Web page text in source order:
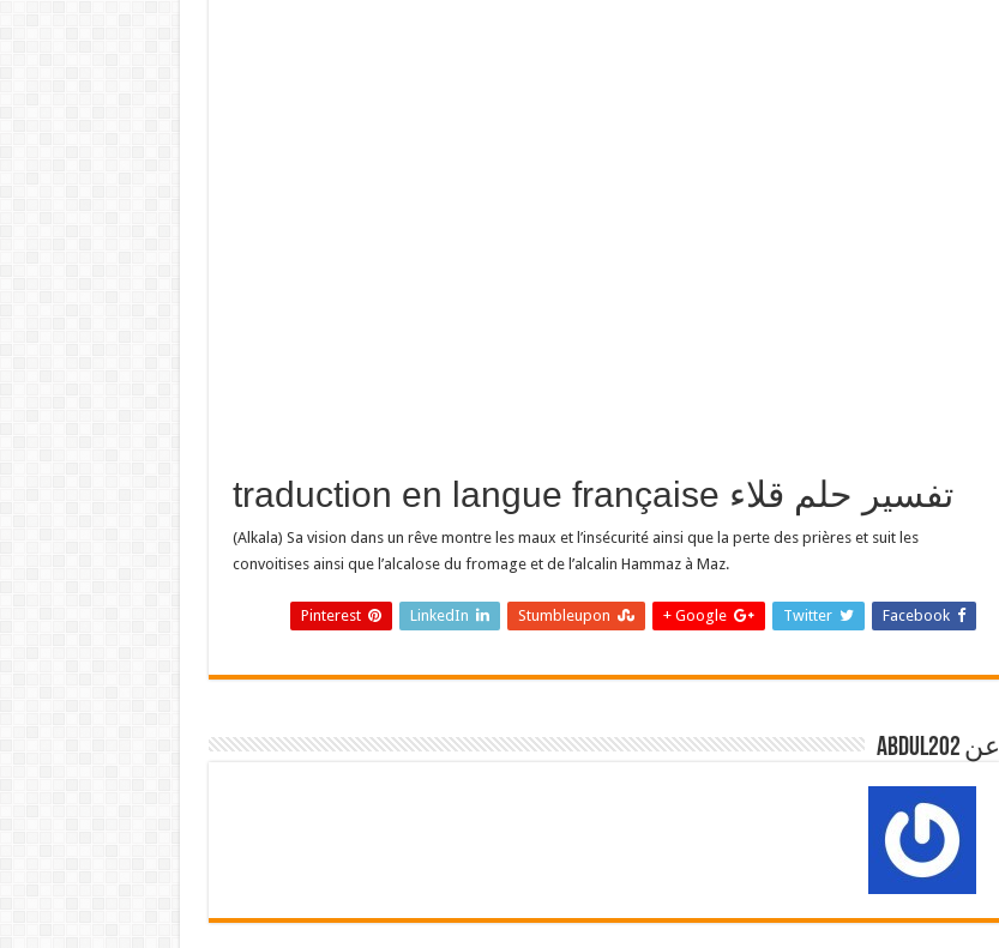
traduction en langue française تفسير حلم قلاء
(Alkala) Sa vision dans un rêve montre les maux et l’insécurité ainsi que la perte des prières et suit les
convoitises ainsi que l’alcalose du fromage et de l’alcalin Hammaz à Maz.
Facebook
Twitter
Google +
Stumbleupon
LinkedIn
Pinterest
عن abdul202